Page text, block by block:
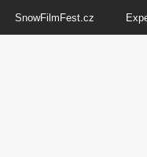
SnowFilmFest.cz